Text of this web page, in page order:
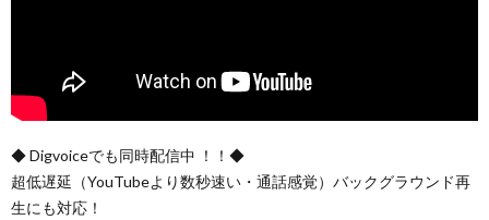
◆ Digvoiceでも同時配信中 ！！◆
超低遅延（YouTubeより数秒速い・通話感覚）バックグラウンド再
生にも対応！